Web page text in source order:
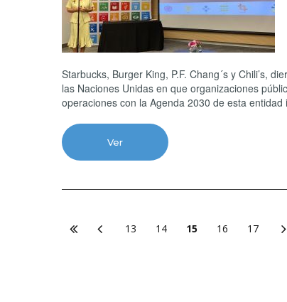
Starbucks, Burger King, P.F. Chang´s y Chili’s,
las Naciones Unidas en que organizaciones
operaciones con la Agenda 2030 de esta entidad
Ver
13 14 15 16 17